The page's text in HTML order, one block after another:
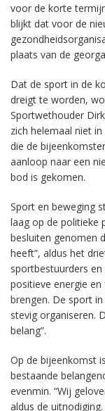
voor de korte
blijkt dat voor de
plaats van de
Dat de sport in de
dreigt te worden,
Sportwethouder
zich helemaal niet
die de
aanloop naar een
bod is gekomen.
Sport en beweging
laag op de politieke
besluiten genomen
heeft”, aldus het
sportbestuurders
positieve energie
brengen. De sport
stevig organiseren.
belang”.
Op de bijeenkomst
bestaande
evenmin. “Wij
aldus de uitnodiging.